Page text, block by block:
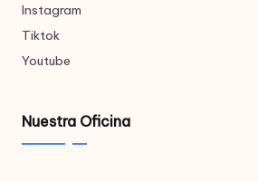
Instagram
Tiktok
Youtube
Nuestra Oficina